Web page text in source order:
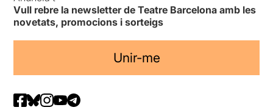
Vull rebre la newsletter de Teatre Barcelona amb les
novetats, promocions i sorteigs
Unir-me